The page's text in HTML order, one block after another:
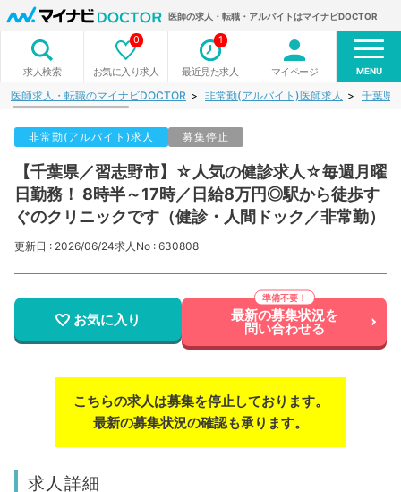
医師の求人・転職・アルバイトはマイナビDOCTOR
求人検索 お気に入り求人
0
最近見た求人
1
マイページ MENU
医師求人・転職のマイナビDOCTOR 非常勤(アルバイト)医師求人 千葉県
非常勤(アルバイト)求人 募集停止
【千葉県／習志野市】☆人気の健診求人☆毎週月曜
日勤務！ 8時半～17時／日給8万円◎駅から徒歩す
ぐのクリニックです（健診・人間ドック／非常勤）
更新日 : 2026/06/24求人No : 630808
お気に入り 最新の募集状況を
問い合わせる
こちらの求人は募集を停止しております。
最新の募集状況の確認も承ります。
求人詳細